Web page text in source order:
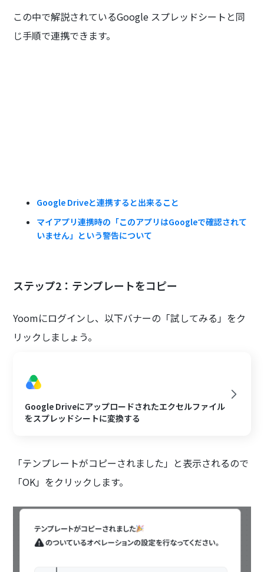
この中で解説されているGoogle スプレッドシートと同
じ手順で連携できます。
Google Driveと連携すると出来ること
マイアプリ連携時の「このアプリはGoogleで確認されて
いません」という警告について
ステップ2：テンプレートをコピー
Yoomにログインし、以下バナーの「試してみる」をク
リックしましょう。
Google Driveにアップロードされたエクセルファイル
をスプレッドシートに変換する
「テンプレートがコピーされました」と表示されるので
「OK」をクリックします。